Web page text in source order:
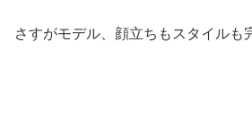
さすがモデル、顔立ちもスタイルも